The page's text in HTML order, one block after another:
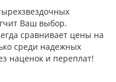
Ваш выбор.
сравнивает цены на
среди надежных
наценок и переплат!